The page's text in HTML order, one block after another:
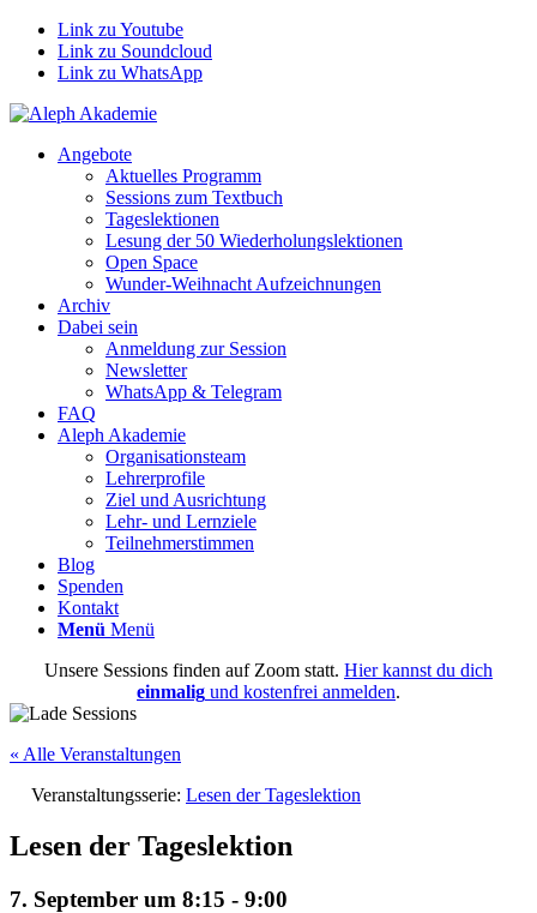
Link zu Youtube
Link zu Soundcloud
Link zu WhatsApp
Angebote
Aktuelles Programm
Sessions zum Textbuch
Tageslektionen
Lesung der 50 Wiederholungslektionen
Open Space
Wunder-Weihnacht Aufzeichnungen
Archiv
Dabei sein
Anmeldung zur Session
Newsletter
WhatsApp & Telegram
FAQ
Aleph Akademie
Organisationsteam
Lehrerprofile
Ziel und Ausrichtung
Lehr- und Lernziele
Teilnehmerstimmen
Blog
Spenden
Kontakt
Menü Menü
Unsere Sessions finden auf Zoom statt. Hier kannst du dich
einmalig und kostenfrei anmelden.
« Alle Veranstaltungen
Veranstaltungsserie: Lesen der Tageslektion
Lesen der Tageslektion
7. September um 8:15 - 9:00